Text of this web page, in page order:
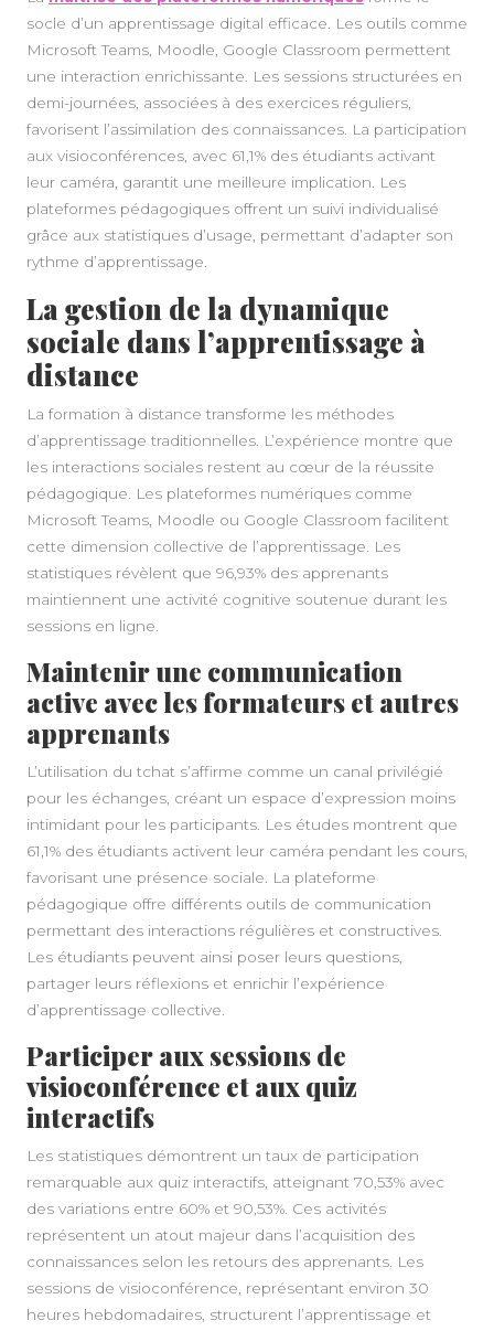
socle d’un apprentissage digital efficace. Les outils comme
Microsoft Teams, Moodle, Google Classroom permettent
une interaction enrichissante. Les sessions structurées en
demi-journées, associées à des exercices réguliers,
favorisent l’assimilation des connaissances. La participation
aux visioconférences, avec 61,1% des étudiants activant
leur caméra, garantit une meilleure implication. Les
plateformes pédagogiques offrent un suivi individualisé
grâce aux statistiques d’usage, permettant d’adapter son
rythme d’apprentissage.
La gestion de la dynamique
sociale dans l’apprentissage à
distance
La formation à distance transforme les méthodes
d’apprentissage traditionnelles. L’expérience montre que
les interactions sociales restent au cœur de la réussite
pédagogique. Les plateformes numériques comme
Microsoft Teams, Moodle ou Google Classroom facilitent
cette dimension collective de l’apprentissage. Les
statistiques révèlent que 96,93% des apprenants
maintiennent une activité cognitive soutenue durant les
sessions en ligne.
Maintenir une communication
active avec les formateurs et autres
apprenants
L’utilisation du tchat s’affirme comme un canal privilégié
pour les échanges, créant un espace d’expression moins
intimidant pour les participants. Les études montrent que
61,1% des étudiants activent leur caméra pendant les cours,
favorisant une présence sociale. La plateforme
pédagogique offre différents outils de communication
permettant des interactions régulières et constructives.
Les étudiants peuvent ainsi poser leurs questions,
partager leurs réflexions et enrichir l’expérience
d’apprentissage collective.
Participer aux sessions de
visioconférence et aux quiz
interactifs
Les statistiques démontrent un taux de participation
remarquable aux quiz interactifs, atteignant 70,53% avec
des variations entre 60% et 90,53%. Ces activités
représentent un atout majeur dans l’acquisition des
connaissances selon les retours des apprenants. Les
sessions de visioconférence, représentant environ 30
heures hebdomadaires, structurent l’apprentissage et